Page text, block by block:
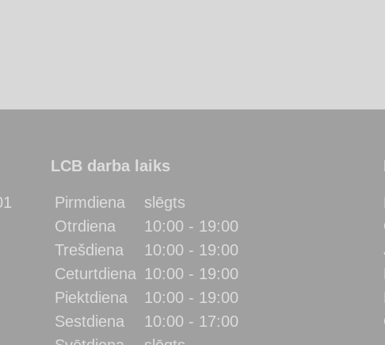
LCB darba laiks
Pirmdiena
slēgts
Otrdiena
10:00 - 19:00
Trešdiena
10:00 - 19:00
Ceturtdiena 10:00 - 19:00
Piektdiena
10:00 - 19:00
Sestdiena
10:00 - 17:00